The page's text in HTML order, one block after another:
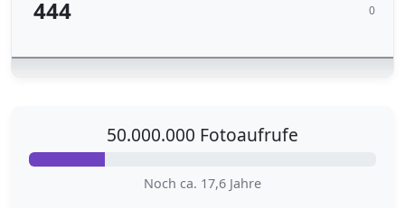
444 0
50.000.000 Fotoaufrufe
Noch ca. 17,6 Jahre